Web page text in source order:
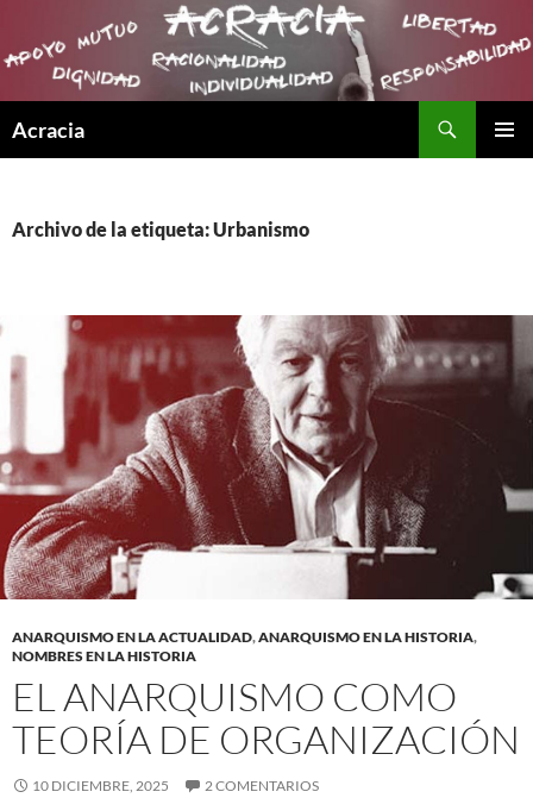
Acracia
Archivo de la etiqueta: Urbanismo
ANARQUISMO EN LA ACTUALIDAD,ANARQUISMO EN LA HISTORIA,
NOMBRES EN LA HISTORIA
EL ANARQUISMO COMO
TEORÍA DE ORGANIZACIÓN
10 DICIEMBRE, 2025 2 COMENTARIOS